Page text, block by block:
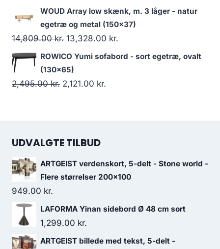
WOUD Array low skænk, m. 3 låger - natur
egetræ og metal (150x37)
14,809.00kr. 13,328.00 kr.
ROWICO Yumi sofabord - sort egetræ, ovalt
(130x65)
2,495.00kr. 2,121.00 kr.
UDVALGTE TILBUD
ARTGEIST verdenskort, 5-delt - Stone world -
Flere størrelser 200x100
949.00 kr.
LAFORMA Yinan sidebord Ø 48 cm sort
1,299.00 kr.
ARTGEIST billede med tekst, 5-delt -